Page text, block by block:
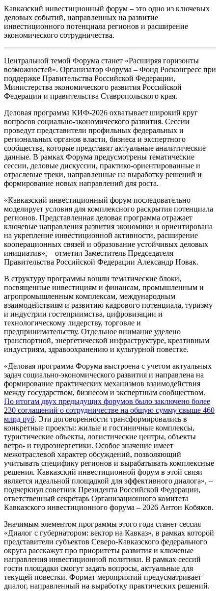
Кавказский инвестиционный форум – это одно из ключевых
деловых событий, направленных на развитие
инвестиционного потенциала регионов и расширение
экономического сотрудничества.
Центральной темой Форума станет «Расширяя горизонты
возможностей». Организатор Форума – Фонд Росконгресс при
поддержке Правительства Российской Федерации,
Министерства экономического развития Российской
Федерации и правительства Ставропольского края.
Деловая программа КИФ-2026 охватывает широкий круг
вопросов социально-экономического развития. Сессии
проведут представители профильных федеральных и
региональных органов власти, бизнеса и экспертного
сообщества, которые представят актуальные аналитические
данные. В рамках Форума предусмотрены тематические
сессии, деловые дискуссии, практико-ориентированные и
отраслевые треки, направленные на выработку решений и
формирование новых направлений для роста.
«Кавказский инвестиционный форум последовательно
моделирует условия для комплексного раскрытия потенциала
регионов. Представленная деловая программа отражает
ключевые направления развития экономики и ориентирована
на укрепление инвестиционной активности, расширение
кооперационных связей и образование устойчивых деловых
инициатив» – отметил Заместитель Председателя
Правительства Российской Федерации Александр Новак.
В структуру программы вошли тематические блоки,
посвященные инвестициям и финансам, промышленным и
агропромышленным комплексам, международным
взаимодействиям и развитию кадрового потенциала, туризму
и индустрии гостеприимства, цифровизации и
технологическому лидерству, торговле и
предпринимательству. Отдельное внимание уделено
транспортной, энергетической инфраструктуре, креативным
индустриям, здравоохранению и культурной повестке.
«Деловая программа Форума выстроена с учетом актуальных
задач социально-экономического развития и направлена на
формирование практических механизмов взаимодействия
между государством, бизнесом и экспертным сообществом.
По итогам двух предыдущих форумов было заключено более
230 соглашений о сотрудничестве на общую сумму свыше 460
млрд руб. Эти договоренности трансформировались в
конкретные проекты: жилые и гостиничные комплексы,
туристические объекты, логистические центры, объекты
ветро- и гидроэнергетики. Особое значение имеет
межотраслевой характер обсуждений, позволяющий
учитывать специфику регионов и вырабатывать комплексные
решения. Кавказский инвестиционной форум в этой связи
является идеальной площадкой для эффективного диалога», –
подчеркнул советник Президента Российской Федерации,
ответственный секретарь Организационного комитета
Кавказского инвестиционного форума – 2026 Антон Кобяков.
Значимым элементом программы этого года станет сессия
«Диалог с губернатором: вектор на Кавказ», в рамках которой
представители субъектов Северо-Кавказского федерального
округа расскажут про приоритеты развития и ключевые
направления инвестиционной политики. В рамках сессий
гости площадки смогут задать вопросы, актуальные для
текущей повестки. Формат мероприятий предусматривает
диалог, направленный на выработку практических решений.